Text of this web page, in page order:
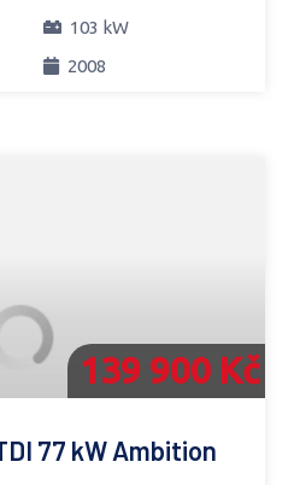
103 kW
2008
139 900 Kč
77 kW Ambition